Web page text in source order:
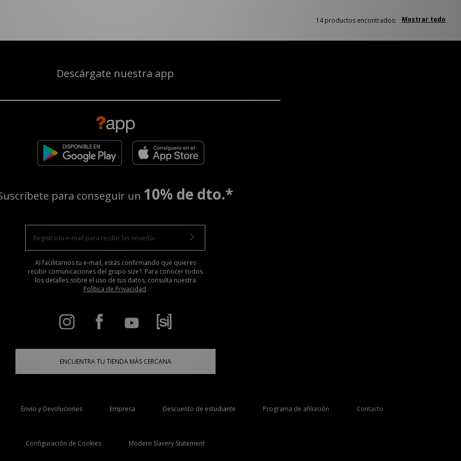
Mostrar todo
14 productos encontrados:
Descárgate nuestra app
para conseguir un 10% de dto.*
Al facilitarnos tu e-mail, estás confirmando que quieres
recibir comunicaciones del grupo size?. Para conocer todos
los detalles sobre el uso de tus datos, consulta nuestra
Política de Privacidad.
ENCUENTRA TU TIENDA MÁS CERCANA
Envío y Devoluciones Empresa Descuento de estudiante Programa de afiliación Contacto
Configuración de Cookies Modern Slavery Statement